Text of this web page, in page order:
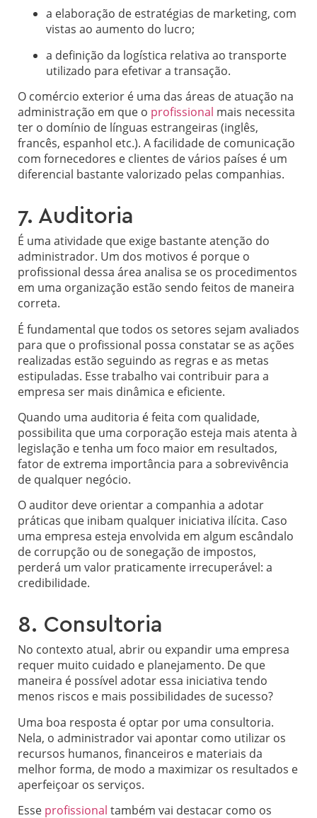
a elaboração de estratégias de marketing, com
vistas ao aumento do lucro;
a definição da logística relativa ao transporte
utilizado para efetivar a transação.
O comércio exterior é uma das áreas de atuação na
administração em que o profissional mais necessita
ter o domínio de línguas estrangeiras (inglês,
francês, espanhol etc.). A facilidade de comunicação
com fornecedores e clientes de vários países é um
diferencial bastante valorizado pelas companhias.
7. Auditoria
É uma atividade que exige bastante atenção do
administrador. Um dos motivos é porque o
profissional dessa área analisa se os procedimentos
em uma organização estão sendo feitos de maneira
correta.
É fundamental que todos os setores sejam avaliados
para que o profissional possa constatar se as ações
realizadas estão seguindo as regras e as metas
estipuladas. Esse trabalho vai contribuir para a
empresa ser mais dinâmica e eficiente.
Quando uma auditoria é feita com qualidade,
possibilita que uma corporação esteja mais atenta à
legislação e tenha um foco maior em resultados,
fator de extrema importância para a sobrevivência
de qualquer negócio.
O auditor deve orientar a companhia a adotar
práticas que inibam qualquer iniciativa ilícita. Caso
uma empresa esteja envolvida em algum escândalo
de corrupção ou de sonegação de impostos,
perderá um valor praticamente irrecuperável: a
credibilidade.
8. Consultoria
No contexto atual, abrir ou expandir uma empresa
requer muito cuidado e planejamento. De que
maneira é possível adotar essa iniciativa tendo
menos riscos e mais possibilidades de sucesso?
Uma boa resposta é optar por uma consultoria.
Nela, o administrador vai apontar como utilizar os
recursos humanos, financeiros e materiais da
melhor forma, de modo a maximizar os resultados e
aperfeiçoar os serviços.
Esse profissional também vai destacar como os